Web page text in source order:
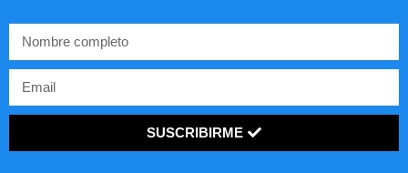
SUSCRIBIRME